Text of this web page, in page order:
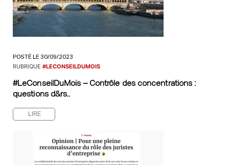
POSTÉ LE 30/09/2023
RUBRIQUE #LECONSEILDUMOIS
#LeConseilDuMois – Contrôle des concentrations :
questions d&rs..
LIRE